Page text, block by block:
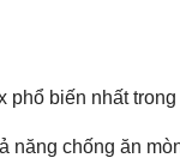
biến nhất
năng chống ăn